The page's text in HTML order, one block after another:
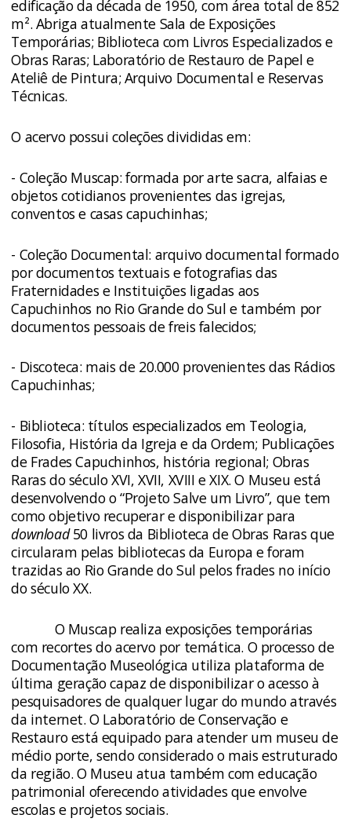
edificação da década de 1950, com área total de 852
m². Abriga atualmente Sala de Exposições
Temporárias; Biblioteca com Livros Especializados e
Obras Raras; Laboratório de Restauro de Papel e
Ateliê de Pintura; Arquivo Documental e Reservas
Técnicas.
O acervo possui coleções divididas em:
- Coleção Muscap: formada por arte sacra, alfaias e
objetos cotidianos provenientes das igrejas,
conventos e casas capuchinhas;
- Coleção Documental: arquivo documental formado
por documentos textuais e fotografias das
Fraternidades e Instituições ligadas aos
Capuchinhos no Rio Grande do Sul e também por
documentos pessoais de freis falecidos;
- Discoteca: mais de 20.000 provenientes das Rádios
Capuchinhas;
- Biblioteca: títulos especializados em Teologia,
Filosofia, História da Igreja e da Ordem; Publicações
de Frades Capuchinhos, história regional; Obras
Raras do século XVI, XVII, XVIII e XIX. O Museu está
desenvolvendo o “Projeto Salve um Livro”, que tem
como objetivo recuperar e disponibilizar para
download50 livros da Biblioteca de Obras Raras que
circularam pelas bibliotecas da Europa e foram
trazidas ao Rio Grande do Sul pelos frades no início
do século XX.
O Muscap realiza exposições temporárias
com recortes do acervo por temática. O processo de
Documentação Museológica utiliza plataforma de
última geração capaz de disponibilizar o acesso à
pesquisadores de qualquer lugar do mundo através
da internet. O Laboratório de Conservação e
Restauro está equipado para atender um museu de
médio porte, sendo considerado o mais estruturado
da região. O Museu atua também com educação
patrimonial oferecendo atividades que envolve
escolas e projetos sociais.